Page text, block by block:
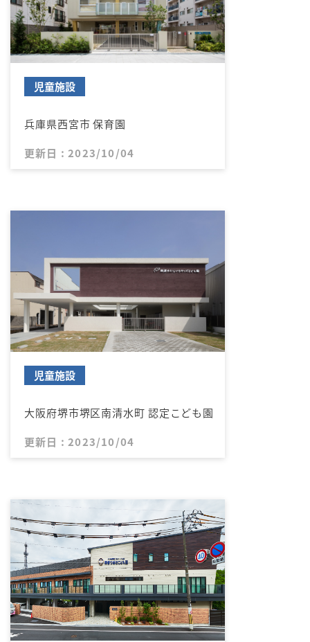
児童施設
兵庫県西宮市 保育園
更新日 : 2023/10/04
児童施設
大阪府堺市堺区南清水町 認定こども園
更新日 : 2023/10/04